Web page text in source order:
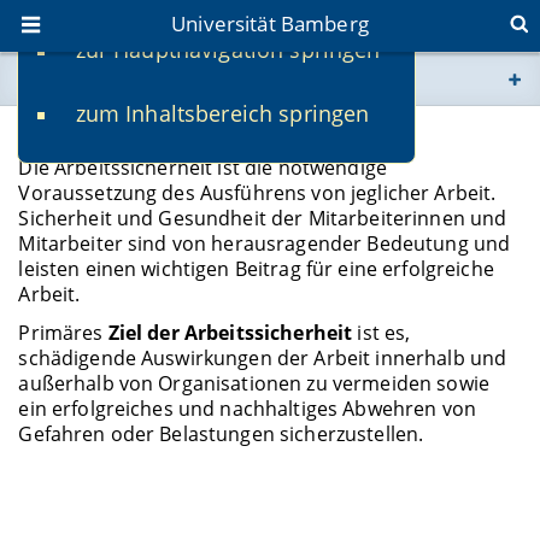
zur Hauptnavigation springen
zum Inhaltsbereich springen
Universität Bamberg
www.uni-bamberg.de
univis.uni-bamberg.de
fis.uni-bamberg.de
Arbeitssicherheit
Die Arbeitssicherheit ist die notwendige
Voraussetzung des Ausführens von jeglicher Arbeit.
Sicherheit und Gesundheit der Mitarbeiterinnen und
Mitarbeiter sind von herausragender Bedeutung und
leisten einen wichtigen Beitrag für eine erfolgreiche
Arbeit.
Primäres Ziel der Arbeitssicherheit ist es,
schädigende Auswirkungen der Arbeit innerhalb und
außerhalb von Organisationen zu vermeiden sowie
ein erfolgreiches und nachhaltiges Abwehren von
Gefahren oder Belastungen sicherzustellen.